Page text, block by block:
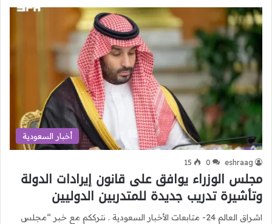
أخبار السعودية
eshraag
0
15
مجلس الوزراء يوافق على قانون إيرادات الدولة
وتأشيرة تدريب جديدة للمتدربين الدوليين
اشراق العالم 24- متابعات الأخبار السعودية . نترككم مع خبر “مجلس